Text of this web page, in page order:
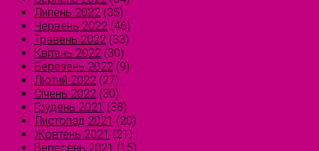
Липень 2022 (35)
Червень 2022 (46)
Травень 2022 (33)
Квітень 2022 (30)
Березень 2022 (9)
Лютий 2022 (27)
Січень 2022 (30)
Грудень 2021 (38)
Листопад 2021 (20)
Жовтень 2021 (21)
Вересень 2021 (15)